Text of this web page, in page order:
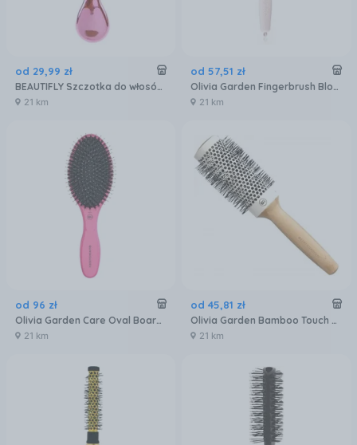
od 29,99 zł
BEAUTIFLY Szczotka do włosów Różowa
21 km
od 57,51 zł
Olivia Garden Fingerbrush Bloom płaska szczotka Small
21 km
od 96 zł
Olivia Garden Care Oval Boar& Nylon Bristles Pink + Ion Brush Szczotka Ceramiczna Z Połączeniem Włosów Z Dzika Różowa I Jonizacją
21 km
od 45,81 zł
Olivia Garden Bamboo Touch Collection Blowout Thermal bambusowa szczotka do modelowania włosów | 43mm
21 km